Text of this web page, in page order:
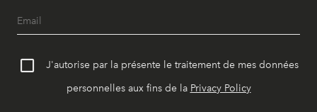
J'autorise par la présente le traitement de mes données
personnelles aux fins de la Privacy Policy